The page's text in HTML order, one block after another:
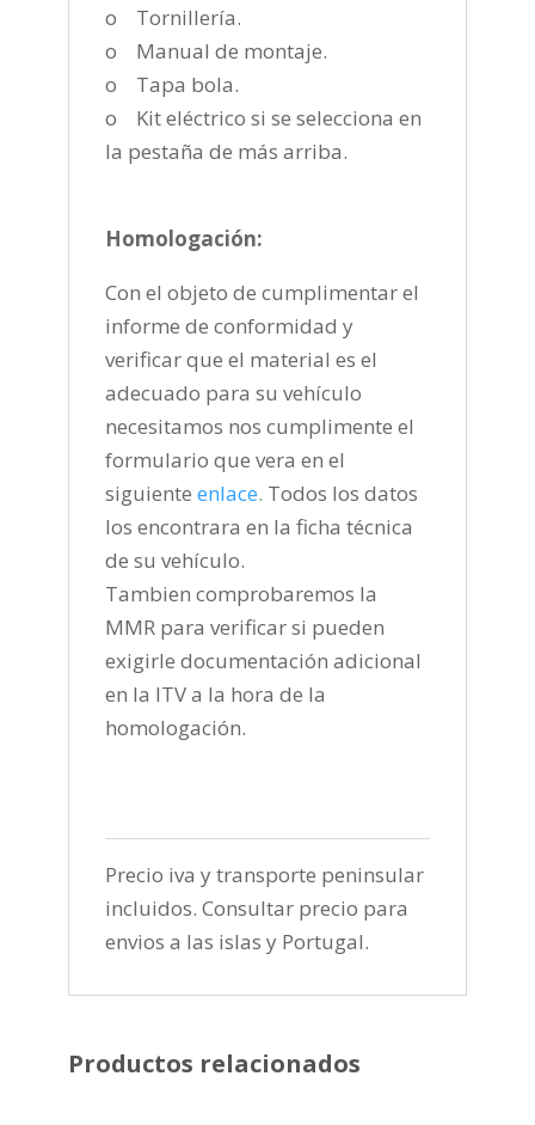
o Tornillería.
o Manual de montaje.
o Tapa bola.
o Kit eléctrico si se selecciona en
la pestaña de más arriba.
Homologación:
Con el objeto de cumplimentar el
informe de conformidad y
verificar que el material es el
adecuado para su vehículo
necesitamos nos cumplimente el
formulario que vera en el
siguiente enlace. Todos los datos
los encontrara en la ficha técnica
de su vehículo.
Tambien comprobaremos la
MMR para verificar si pueden
exigirle documentación adicional
en la ITV a la hora de la
homologación.
Precio iva y transporte peninsular
incluidos. Consultar precio para
envios a las islas y Portugal.
Productos relacionados